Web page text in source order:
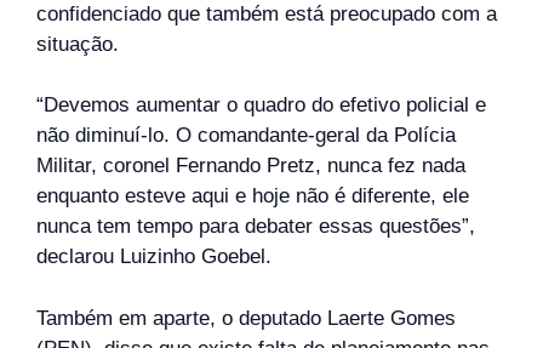
confidenciado que também está preocupado com a
situação.
“Devemos aumentar o quadro do efetivo policial e
não diminuí-lo. O comandante-geral da Polícia
Militar, coronel Fernando Pretz, nunca fez nada
enquanto esteve aqui e hoje não é diferente, ele
nunca tem tempo para debater essas questões”,
declarou Luizinho Goebel.
Também em aparte, o deputado Laerte Gomes